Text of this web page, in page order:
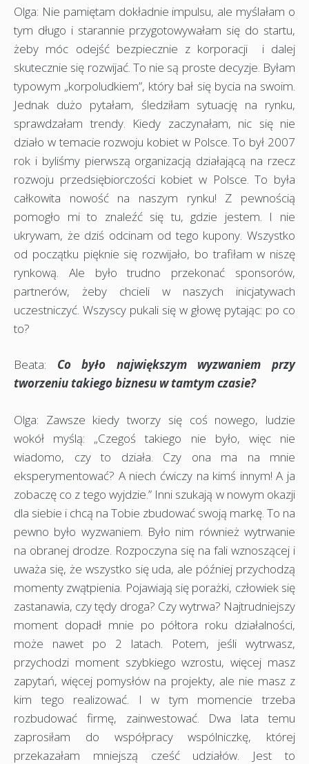
Olga: Nie pamiętam dokładnie impulsu, ale myślałam o
tym długo i starannie przygotowywałam się do startu,
żeby móc odejść bezpiecznie z korporacji i dalej
skutecznie się rozwijać. To nie są proste decyzje. Byłam
typowym „korpoludkiem”, który bał się bycia na swoim.
Jednak dużo pytałam, śledziłam sytuację na rynku,
sprawdzałam trendy. Kiedy zaczynałam, nic się nie
działo w temacie rozwoju kobiet w Polsce. To był 2007
rok i byliśmy pierwszą organizacją działającą na rzecz
rozwoju przedsiębiorczości kobiet w Polsce. To była
całkowita nowość na naszym rynku! Z pewnością
pomogło mi to znaleźć się tu, gdzie jestem. I nie
ukrywam, że dziś odcinam od tego kupony. Wszystko
od początku pięknie się rozwijało, bo trafiłam w niszę
rynkową. Ale było trudno przekonać sponsorów,
partnerów, żeby chcieli w naszych inicjatywach
uczestniczyć. Wszyscy pukali się w głowę pytając: po co
to?
Beata: Co było największym wyzwaniem przy
tworzeniu takiego biznesu w tamtym czasie?
Olga: Zawsze kiedy tworzy się coś nowego, ludzie
wokół myślą: „Czegoś takiego nie było, więc nie
wiadomo, czy to działa. Czy ona ma na mnie
eksperymentować? A niech ćwiczy na kimś innym! A ja
zobaczę co z tego wyjdzie.” Inni szukają w nowym okazji
dla siebie i chcą na Tobie zbudować swoją markę. To na
pewno było wyzwaniem. Było nim również wytrwanie
na obranej drodze. Rozpoczyna się na fali wznoszącej i
uważa się, że wszystko się uda, ale później przychodzą
momenty zwątpienia. Pojawiają się porażki, człowiek się
zastanawia, czy tędy droga? Czy wytrwa? Najtrudniejszy
moment dopadł mnie po półtora roku działalności,
może nawet po 2 latach. Potem, jeśli wytrwasz,
przychodzi moment szybkiego wzrostu, więcej masz
zapytań, więcej pomysłów na projekty, ale nie masz z
kim tego realizować. I w tym momencie trzeba
rozbudować firmę, zainwestować. Dwa lata temu
zaprosiłam do współpracy wspólniczkę, której
przekazałam mniejszą cześć udziałów. Jest to